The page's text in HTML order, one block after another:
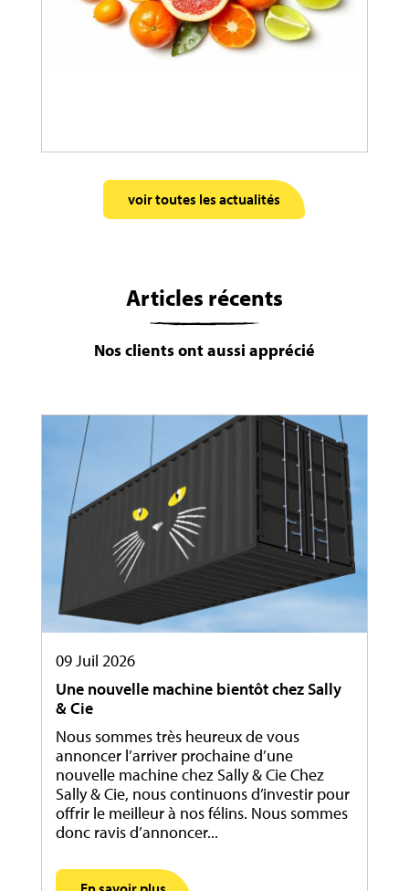
voir toutes les actualités
Articles récents
Nos clients ont aussi apprécié
09 Juil 2026
Une nouvelle machine bientôt chez Sally
& Cie
Nous sommes très heureux de vous
annoncer l’arriver prochaine d’une
nouvelle machine chez Sally & Cie Chez
Sally & Cie, nous continuons d’investir pour
offrir le meilleur à nos félins. Nous sommes
donc ravis d’annoncer...